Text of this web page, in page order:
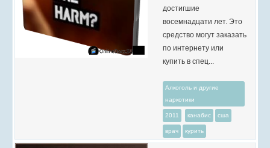
достигшие
восемнадцати лет. Это
средство могут заказать
по интернету или
купить в спец...
Алкоголь и другие
наркотики
2011 канабис сша
врач курить